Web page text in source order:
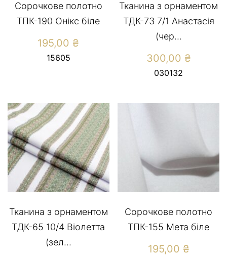
Сорочкове полотно
ТПК-190 Онікс біле
195,00 ₴
15605
Тканина з орнаментом
ТДК-73 7/1 Анастасія
(чер...
300,00 ₴
030132
Тканина з орнаментом
ТДК-65 10/4 Віолетта
(зел...
Сорочкове полотно
ТПК-155 Мета біле
195,00 ₴